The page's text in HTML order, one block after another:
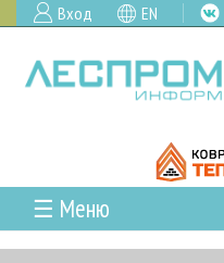
Вход EN
☰ Меню
ГЛАВНАЯ